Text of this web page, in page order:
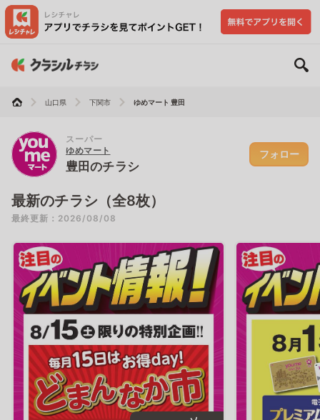
山口県 下関市 ゆめマート 豊田
スーパー
ゆめマート
豊田のチラシ
フォロー
最新のチラシ（全8枚）
最終更新：2026/08/08